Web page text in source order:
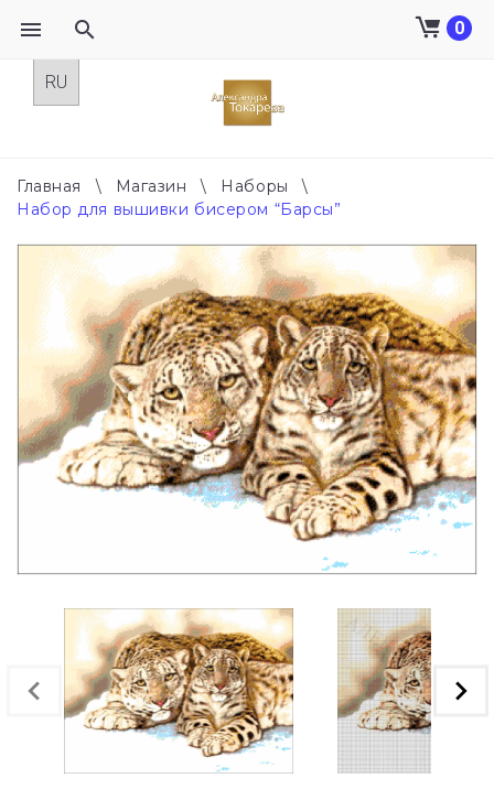
0
Главная \ Магазин \ Наборы
\
Набор для вышивки бисером “Барсы”